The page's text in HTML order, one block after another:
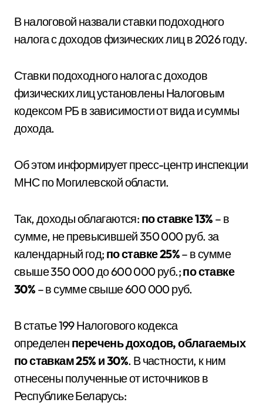
В налоговой назвали ставки подоходного
налога с доходов физических лиц в 2026 году.
Ставки подоходного налога с доходов
физических лиц установлены Налоговым
кодексом РБ в зависимости от вида и суммы
дохода.
Об этом информирует пресс-центр инспекции
МНС по Могилевской области.
Так, доходы облагаются: по ставке 13% – в
сумме, не превысившей 350 000 руб. за
календарный год; по ставке 25%– в сумме
свыше 350 000 до 600 000 руб.;по ставке
30% – в сумме свыше 600 000 руб.
В статье 199 Налогового кодекса
определен перечень доходов, облагаемых
по ставкам 25% и 30%. В частности, к ним
отнесены полученные от источников в
Республике Беларусь: